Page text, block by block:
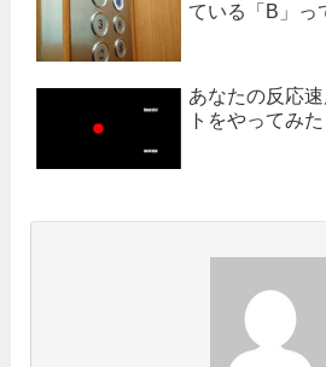
ている「B」っ
あなたの反応
トをやってみた